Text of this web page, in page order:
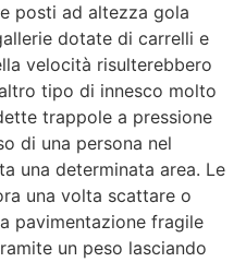
posti ad altezza gola
dotate di carrelli e
velocità risulterebbero
tipo di innesco molto
trappole a pressione
di una persona nel
una determinata area. Le
una volta scattare o
pavimentazione fragile
un peso lasciando